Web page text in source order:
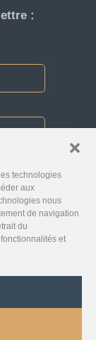
technologies
aux
nous
de navigation
du
et
:
de